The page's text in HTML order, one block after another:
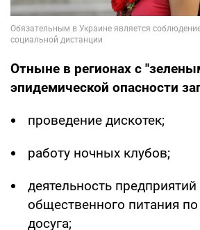
Отныне в регионах с
эпидемической опасности
проведение дискотек;
работу ночных клубов;
деятельность предприятий
общественного питания
досуга;